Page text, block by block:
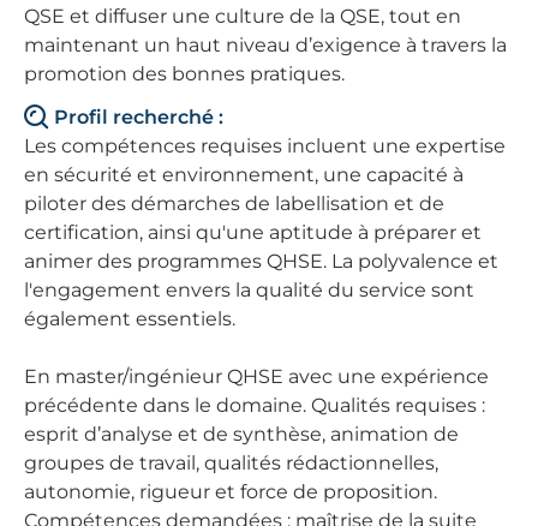
QSE et diffuser une culture de la QSE, tout en
maintenant un haut niveau d’exigence à travers la
promotion des bonnes pratiques.
Profil recherché :
Les compétences requises incluent une expertise
en sécurité et environnement, une capacité à
piloter des démarches de labellisation et de
certification, ainsi qu'une aptitude à préparer et
animer des programmes QHSE. La polyvalence et
l'engagement envers la qualité du service sont
également essentiels.
En master/ingénieur QHSE avec une expérience
précédente dans le domaine. Qualités requises :
esprit d’analyse et de synthèse, animation de
groupes de travail, qualités rédactionnelles,
autonomie, rigueur et force de proposition.
Compétences demandées : maîtrise de la suite